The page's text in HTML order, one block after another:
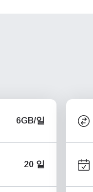
6GB/일
20 일